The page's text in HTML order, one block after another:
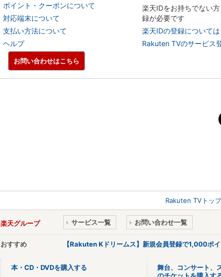
ポイント・クーポンについて
対応端末について
支払い方法について
ヘルプ
楽天IDをお持ちでない
録が必要です
楽天IDの登録について
Rakuten TVのサービス
お問い合わせはこちら
Rakuten TVトッ
楽天グループ サービス一覧 お問い合わせ一覧
おすすめ 【Rakuten Kドリームス】新規会員登録で1,000ポイ
本・CD・DVDを購入する
舞台、コンサート、
のチケットを購入す